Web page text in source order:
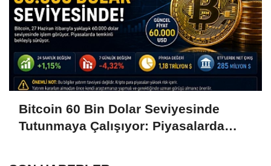
Bitcoin 60 Bin Dolar Seviyesinde
Tutunmaya Çalışıyor: Piyasalarda